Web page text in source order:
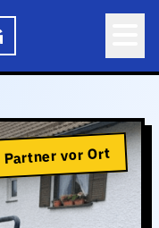
Partner vor Ort